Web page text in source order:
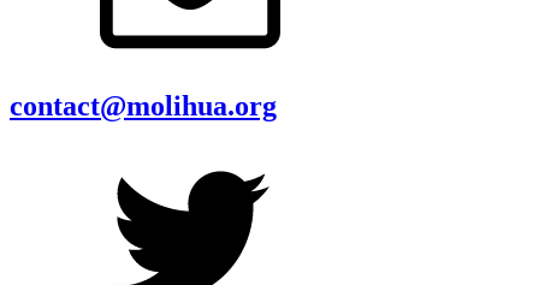
contact@molihua.org